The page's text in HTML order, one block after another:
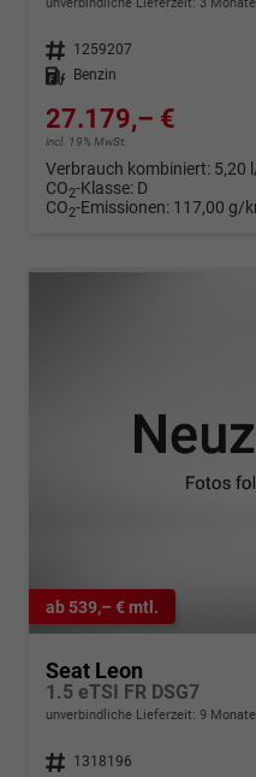
unverbindliche Lieferzeit: 3 Monate
Fahrzeugnr. 1259207
Kraftstoff
Benzin
27.179,– €
incl. 19% MwSt.
Verbrauch kombiniert: 5,20
CO2-Klasse: D
CO2-Emissionen: 117,00 g/
ab 539,– € mtl.
Seat Leon
1.5 eTSI FR DSG7
unverbindliche Lieferzeit: 9 Monate
Fahrzeugnr. 1318196